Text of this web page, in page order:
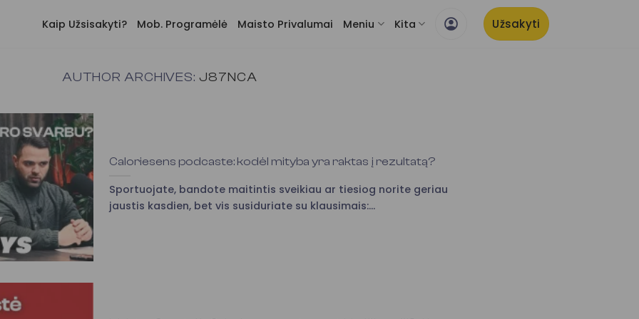
Kaip Užsisakyti? Mob. Programėlė Maisto Privalumai Meniu Kita Užsakyti
AUTHOR ARCHIVES:J87NCA
Caloriesens podcaste: kodėl mityba yra raktas į rezultatą?
Sportuojate, bandote maitintis sveikiau ar tiesiog norite geriau
jaustis kasdien, bet vis susiduriate su klausimais:...